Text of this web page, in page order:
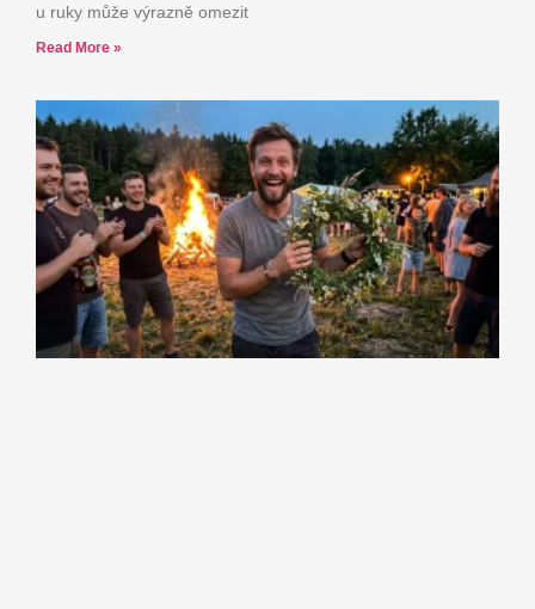
u ruky může výrazně omezit
Read More »